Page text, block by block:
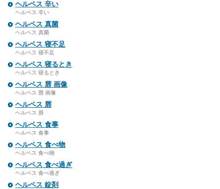
ヘルペス 辛い
ヘルペス 辛い
ヘルペス 真菌
ヘルペス 真菌
ヘルペス 寝不足
ヘルペス 寝不足
ヘルペス 寝るとき
ヘルペス 寝るとき
ヘルペス 唇 画像
ヘルペス 唇 画像
ヘルペス 唇
ヘルペス 唇
ヘルペス 食事
ヘルペス 食事
ヘルペス 食べ物
ヘルペス 食べ物
ヘルペス 食べ過ぎ
ヘルペス 食べ過ぎ
ヘルペス 錠剤